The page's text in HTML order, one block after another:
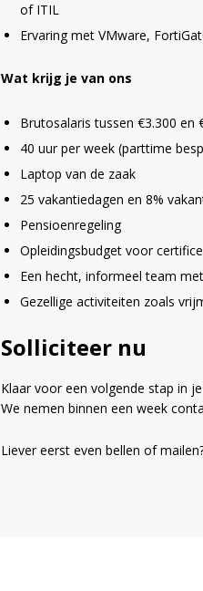
of ITIL
Ervaring met VMware,
Wat krijg je van ons
Brutosalaris tussen €3.300 en
40 uur per week (parttime
Laptop van de zaak
25 vakantiedagen en 8%
Pensioenregeling
Opleidingsbudget voor
Een hecht, informeel team
Gezellige activiteiten zoals
Solliciteer nu
Klaar voor een volgende stap in
We nemen binnen een week
Liever eerst even bellen of